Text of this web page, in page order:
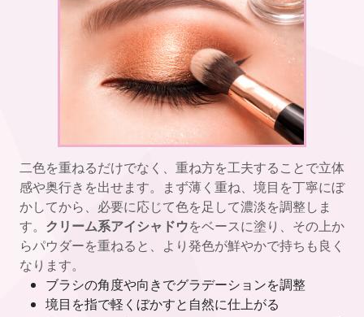
二色を重ねるだけでなく、重ね方を工夫することで立体
感や奥行きを出せます。まず薄く重ね、境目を丁寧にぼ
かしてから、必要に応じて色を足して濃淡を調整しま
す。 クリーム系アイシャドウをベースに塗り、その上か
らパウダーを重ねると、より発色が鮮やかで持ちも良く
なります。
ブラシの角度や向きでグラデーションを調整
境目を指で軽くぼかすと自然に仕上がる